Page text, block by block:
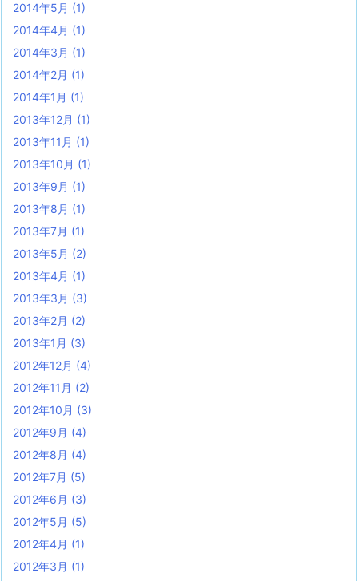
2014年5月 (1)
2014年4月 (1)
2014年3月 (1)
2014年2月 (1)
2014年1月 (1)
2013年12月 (1)
2013年11月 (1)
2013年10月 (1)
2013年9月 (1)
2013年8月 (1)
2013年7月 (1)
2013年5月 (2)
2013年4月 (1)
2013年3月 (3)
2013年2月 (2)
2013年1月 (3)
2012年12月 (4)
2012年11月 (2)
2012年10月 (3)
2012年9月 (4)
2012年8月 (4)
2012年7月 (5)
2012年6月 (3)
2012年5月 (5)
2012年4月 (1)
2012年3月 (1)